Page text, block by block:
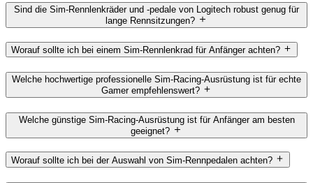
Sind die Sim-Rennlenkräder und -pedale von Logitech robust genug für
lange Rennsitzungen?
Worauf sollte ich bei einem Sim-Rennlenkrad für Anfänger achten?
Welche hochwertige professionelle Sim-Racing-Ausrüstung ist für echte
Gamer empfehlenswert?
Welche günstige Sim-Racing-Ausrüstung ist für Anfänger am besten
geeignet?
Worauf sollte ich bei der Auswahl von Sim-Rennpedalen achten?